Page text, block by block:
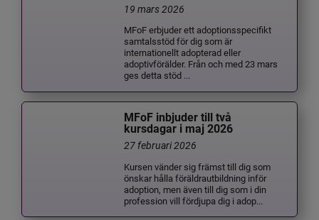
19 mars 2026
MFoF erbjuder ett adoptionsspecifikt
samtalsstöd för dig som är
internationellt adopterad eller
adoptivförälder. Från och med 23 mars
ges detta stöd ...
MFoF inbjuder till två
kursdagar i maj 2026
27 februari 2026
Kursen vänder sig främst till dig som
önskar hålla föräldrautbildning inför
adoption, men även till dig som i din
profession vill fördjupa dig i adop...